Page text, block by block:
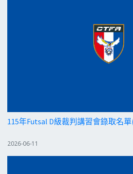
115年Futsal D級裁判講習會錄取名
2026-06-11